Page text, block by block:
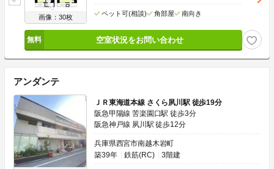
画像：30枚
ペット可(相談) 角部屋 南向き
空室状況をお問い合わせ
アンダンテ
ＪＲ東海道本線 さくら夙川駅 徒歩19分
阪急甲陽線 苦楽園口駅 徒歩3分
阪急神戸線 夙川駅 徒歩12分
兵庫県西宮市南越木岩町
築39年
鉄筋(RC) 3階建